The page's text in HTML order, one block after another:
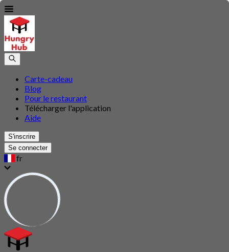
Carte-cadeau
Blog
Pour le restaurant
Télécharger l'application
Aide
S'inscrire
Se connecter
fr